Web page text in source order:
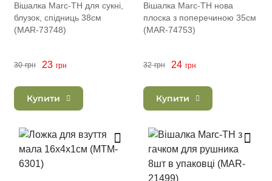
Вішалка Marc-TH для сукні,
блузок, спідниць 38см
(MAR-73748)
30 грн 23 грн
Купити
Вішалка Marc-TH нова
плоска з поперечиною 35см
(MAR-74753)
32 грн 24 грн
Купити